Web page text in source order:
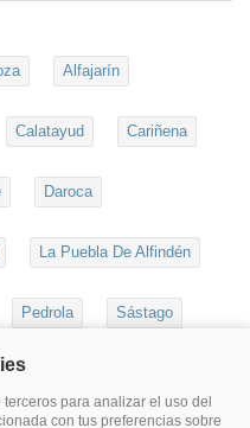
Alfajarín
Calatayud Cariñena
Daroca
La Puebla De Alfindén
Pedrola Sástago